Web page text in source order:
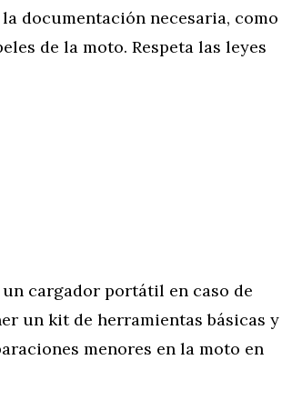
documentación necesaria, como
de la moto. Respeta las leyes
cargador portátil en caso de
un kit de herramientas básicas y
menores en la moto en